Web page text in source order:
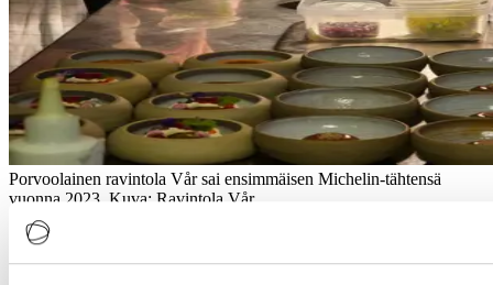
Porvoolainen ravintola Vår sai ensimmäisen Michelin-tähtensä
vuonna 2023. Kuva: Ravintola Vår
MICHELIN Guide Nordic Countries Ceremony järjestetään tänä